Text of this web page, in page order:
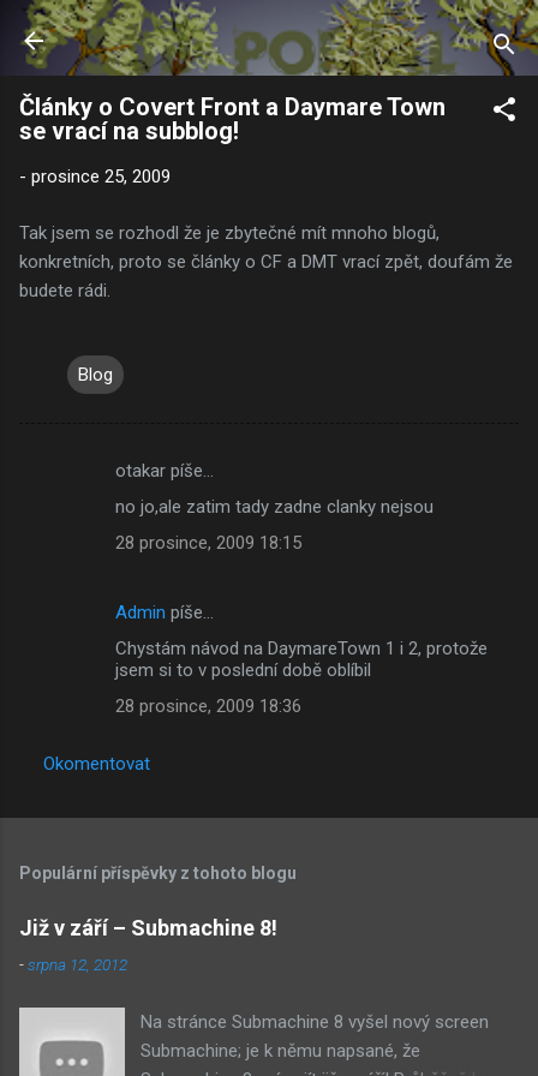
Přeskočit na hlavní obsah
Články o Covert Front a Daymare Town
se vrací na subblog!
- prosince 25, 2009
Tak jsem se rozhodl že je zbytečné mít mnoho blogů,
konkretních, proto se články o CF a DMT vrací zpět, doufám že
budete rádi.
Blog
e
otakar píše…
no jo,ale zatim tady zadne clanky nejsou
28 prosince, 2009 18:15
Admin píše…
Chystám návod na DaymareTown 1 i 2, protože
jsem si to v poslední době oblíbil
28 prosince, 2009 18:36
Okomentovat
Populární příspěvky z tohoto blogu
Již v září – Submachine 8!
-srpna 12, 2012
Na stránce Submachine 8 vyšel nový screen
Submachine; je k němu napsané, že